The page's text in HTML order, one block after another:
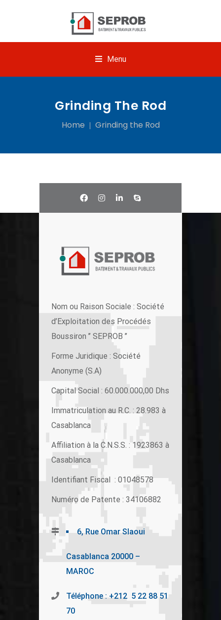
Menu
Grinding The Rod
Home Grinding the Rod
Nom ou Raison Sociale : Société
d’Exploitation des Procédés
Boussiron ’’ SEPROB ’’
Forme Juridique : Société
Anonyme (S.A)
Capital Social : 60.000.000,00 Dhs
Immatriculation au R.C. : 28.983 à
Casablanca
Affiliation à la C.N.S.S. : 1923863 à
Casablanca
Identifiant Fiscal : 01048578
Numéro de Patente : 34106882
6, Rue Omar Slaoui
Casablanca 20000 –
MAROC
Téléphone : +212 5 22 88 51
70